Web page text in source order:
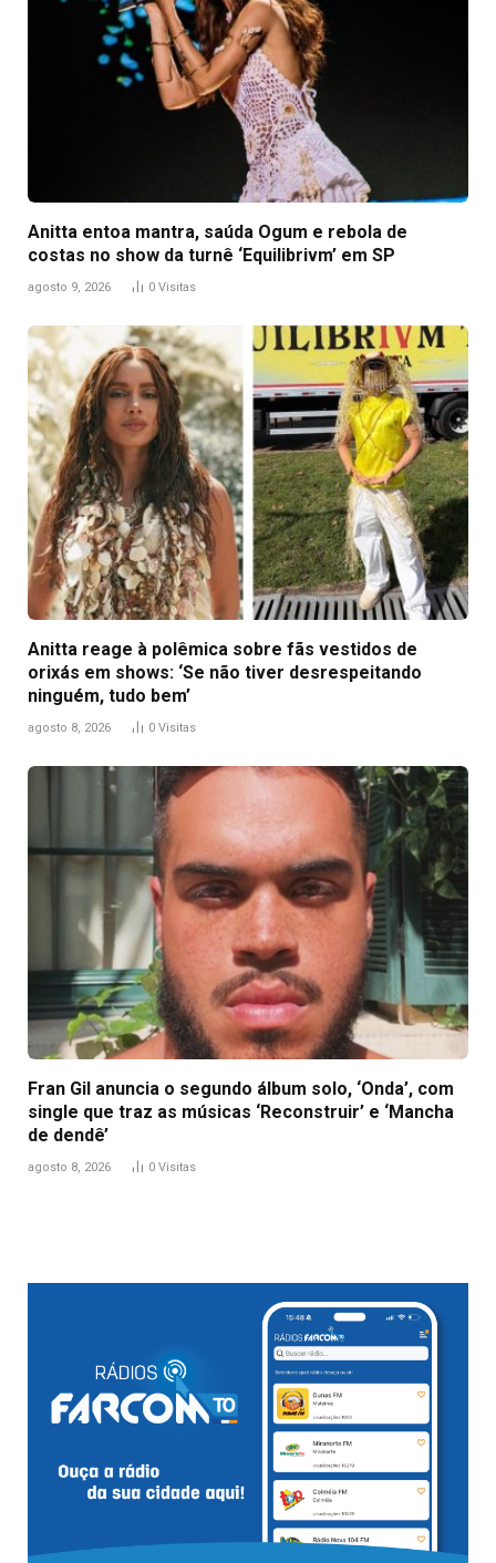
Anitta entoa mantra, saúda Ogum e rebola de
costas no show da turnê ‘Equilibrivm’ em SP
agosto 9, 2026 0 Visitas
Anitta reage à polêmica sobre fãs vestidos de
orixás em shows: ‘Se não tiver desrespeitando
ninguém, tudo bem’
agosto 8, 2026 0 Visitas
Fran Gil anuncia o segundo álbum solo, ‘Onda’, com
single que traz as músicas ‘Reconstruir’ e ‘Mancha
de dendê’
agosto 8, 2026 0 Visitas